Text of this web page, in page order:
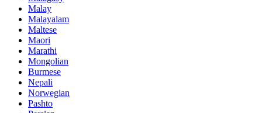
Malay
Malayalam
Maltese
Maori
Marathi
Mongolian
Burmese
Nepali
Norwegian
Pashto